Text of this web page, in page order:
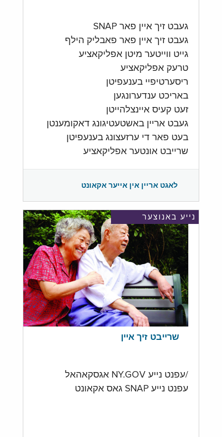
געבט זיך איין פאר SNAP
געבט זיך איין פאר פאבליק הילף
גייט ווייטער מיטן אפליקאציע
טרעק אפליקאציע
ריסערטיפיי בענעפיטן
באריכט ענדערונגען
זעט קעיס איינצלהייטן
געבט אריין באשטעטיגונג דאקומענטן
בעט פאר די ערזעצונג בענעפיטן
שרייבט אונטער אפליקאציע
לאגט אריין אין אייער אקאונט
נייע באנוצער
שרייבט זיך איין
/עפנט נייע NY.GOV אגסקאהאל
עפנט נייע SNAP גאס אקאונט